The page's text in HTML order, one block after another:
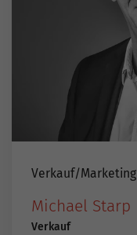
Verkauf​/​Marketing
Michael Starp
Verkauf